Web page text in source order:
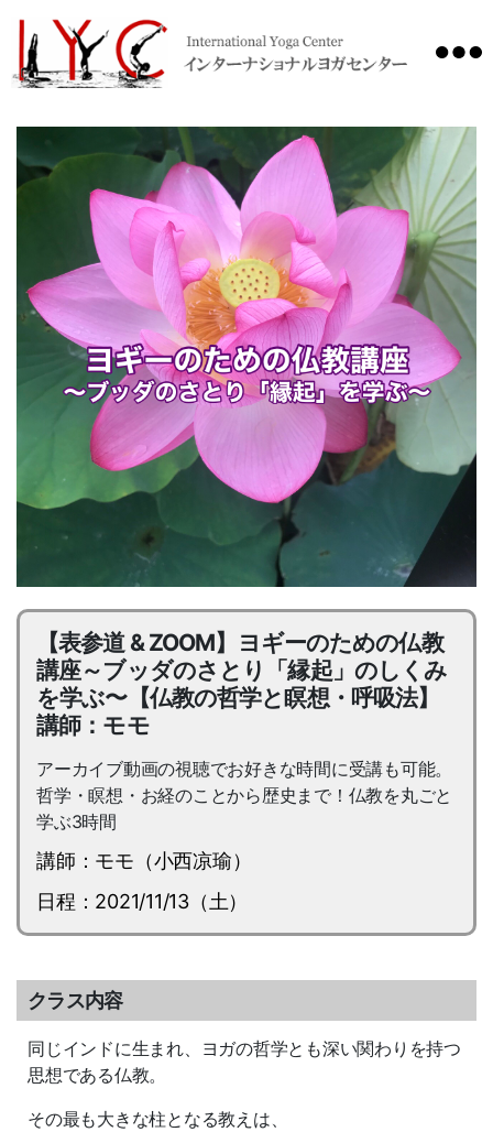
【表参道 & ZOOM】ヨギーのための仏教
講座～ブッダのさとり「縁起」のしくみ
を学ぶ〜【仏教の哲学と瞑想・呼吸法】
講師：モモ
アーカイブ動画の視聴でお好きな時間に受講も可能。
哲学・瞑想・お経のことから歴史まで！仏教を丸ごと
学ぶ3時間
講師：モモ（小西凉瑜）
日程：2021/11/13（土）
クラス内容
同じインドに生まれ、ヨガの哲学とも深い関わりを持つ
思想である仏教。
その最も大きな柱となる教えは、